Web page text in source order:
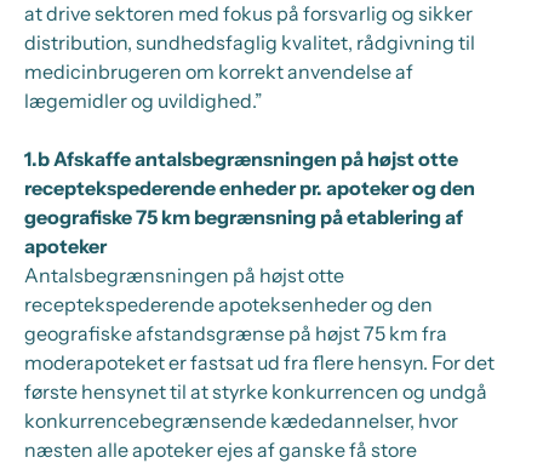
at drive sektoren med fokus på forsvarlig og sikker
distribution, sundhedsfaglig kvalitet, rådgivning til
medicinbrugeren om korrekt anvendelse af
lægemidler og uvildighed.”
1.b Afskaffe antalsbegrænsningen på højst otte
receptekspederende enheder pr. apoteker og den
geografiske 75 km begrænsning på etablering af
apoteker
Antalsbegrænsningen på højst otte
receptekspederende apoteksenheder og den
geografiske afstandsgrænse på højst 75 km fra
moderapoteket er fastsat ud fra flere hensyn. For det
første hensynet til at styrke konkurrencen og undgå
konkurrencebegrænsende kædedannelser, hvor
næsten alle apoteker ejes af ganske få store